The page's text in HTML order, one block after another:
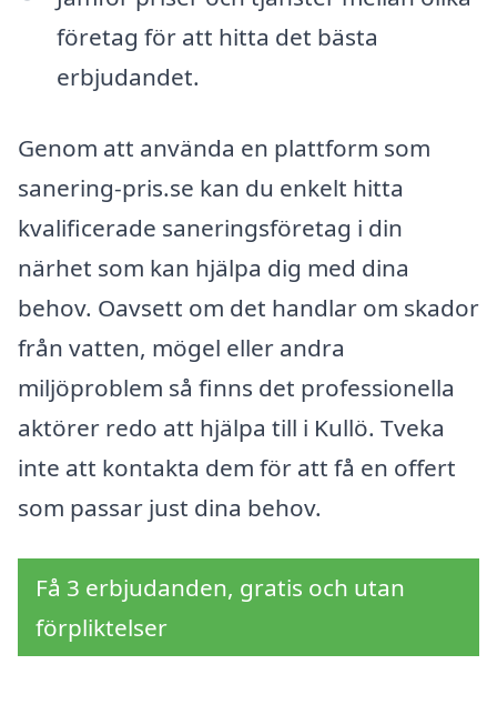
företag för att hitta det bästa
erbjudandet.
Genom att använda en plattform som
sanering-pris.se kan du enkelt hitta
kvalificerade saneringsföretag i din
närhet som kan hjälpa dig med dina
behov. Oavsett om det handlar om skador
från vatten, mögel eller andra
miljöproblem så finns det professionella
aktörer redo att hjälpa till i Kullö. Tveka
inte att kontakta dem för att få en offert
som passar just dina behov.
Få 3 erbjudanden, gratis och utan
förpliktelser